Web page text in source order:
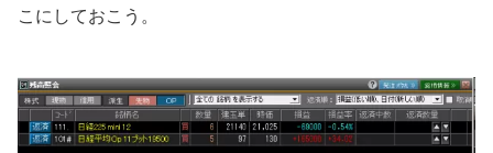
こにしておこう。